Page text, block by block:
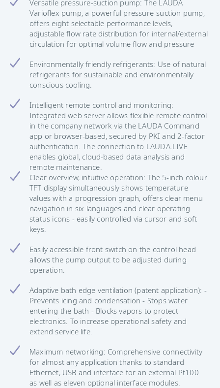
Versatile pressure-suction pump: The LAUDA
Varioflex pump, a powerful pressure-suction pump,
offers eight selectable performance levels,
adjustable flow rate distribution for internal/external
circulation for optimal volume flow and pressure
Environmentally friendly refrigerants: Use of natural
refrigerants for sustainable and environmentally
conscious cooling.
Intelligent remote control and monitoring:
Integrated web server allows flexible remote control
in the company network via the LAUDA Command
app or browser-based, secured by PKI and 2-factor
authentication. The connection to LAUDA.LIVE
enables global, cloud-based data analysis and
remote maintenance.
Clear overview, intuitive operation: The 5-inch colour
TFT display simultaneously shows temperature
values with a progression graph, offers clear menu
navigation in six languages and clear operating
status icons - easily controlled via cursor and soft
keys.
Easily accessible front switch on the control head
allows the pump output to be adjusted during
operation.
Adaptive bath edge ventilation (patent application): -
Prevents icing and condensation - Stops water
entering the bath - Blocks vapors to protect
electronics. To increase operational safety and
extend service life.
Maximum networking: Comprehensive connectivity
for almost any application thanks to standard
Ethernet, USB and interface for an external Pt100
as well as eleven optional interface modules.